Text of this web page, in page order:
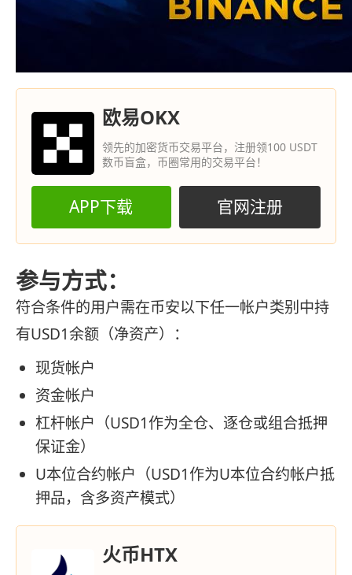
欧易OKX
领先的加密货币交易平台，注册领100 USDT
数币盲盒，币圈常用的交易平台！
APP下载 官网注册
参与方式：
符合条件的用户需在币安以下任一帐户类别中持
有USD1余额（净资产）：
现货帐户
资金帐户
杠杆帐户（USD1作为全仓、逐仓或组合抵押
保证金）
U本位合约帐户（USD1作为U本位合约帐户抵
押品，含多资产模式）
火币HTX